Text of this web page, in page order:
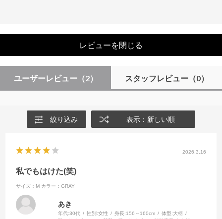
レビューを閉じる
ユーザーレビュー （2） スタッフレビュー（0）
絞り込み 表示：新しい順
2026.3.16
私でもはけた(笑)
サイズ：M カラー：GRAY
あき
年代:30代 性別:女性 身長:156～160cm 体型:大柄